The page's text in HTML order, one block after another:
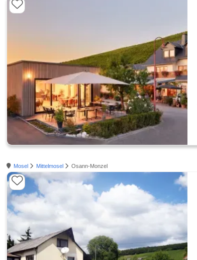
Mosel Mittelmosel Osann-Monzel